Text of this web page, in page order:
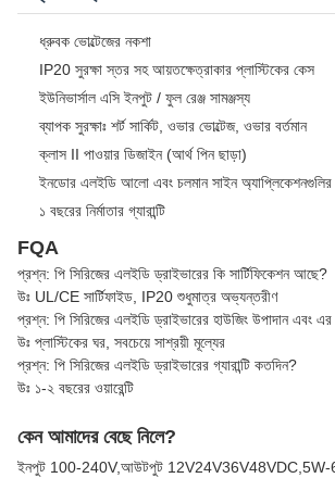
ধ্রুবক ভোল্টেজের নকশা
IP20 সুরক্ষা স্তর সহ আয়তক্ষেত্রাকার প্লাস্টিকের কেস
ইউনিভার্সাল এসি ইনপুট / ফুল রেঞ্জ সামঞ্জস্য
ব্যাপক সুরক্ষাঃ শর্ট সার্কিট, ওভার ভোল্টেজ, ওভার বর্তমান
ক্লাস II পাওয়ার ডিজাইন (আর্থ পিন ছাড়া)
ইনডোর এলইডি আলো এবং চলমান সাইন
১ বছরের নির্মাতার গ্যারান্টি
FQA
প্রশ্ন: পি সিরিজের এলইডি ড্রাইভারের কি সার্টিফিকেশন আছে?
উঃ UL/CE সার্টিফাইড, IP20 শুধুমাত্র অভ্যন্তরীণ
প্রশ্ন: পি সিরিজের এলইডি ড্রাইভারের হাউজিং উপাদান এবং এর
উঃ প্লাস্টিকের ঘর, সবচেয়ে সাশ্রয়ী মূল্যের
প্রশ্ন: পি সিরিজের এলইডি ড্রাইভারের গ্যারান্টি কতদিন?
উঃ ১-২ বছরের ওয়ারেন্টি
কেন আমাদের বেছে নিলে?
ইনপুট 100-240V,আউটপুট 12V24V36V48VDC,5W-